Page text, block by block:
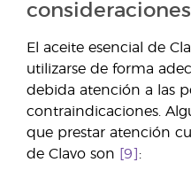
El aceite esencial de
utilizarse de forma
debida atención a las
contraindicaciones.
que prestar atención
de Clavo son
[9] :